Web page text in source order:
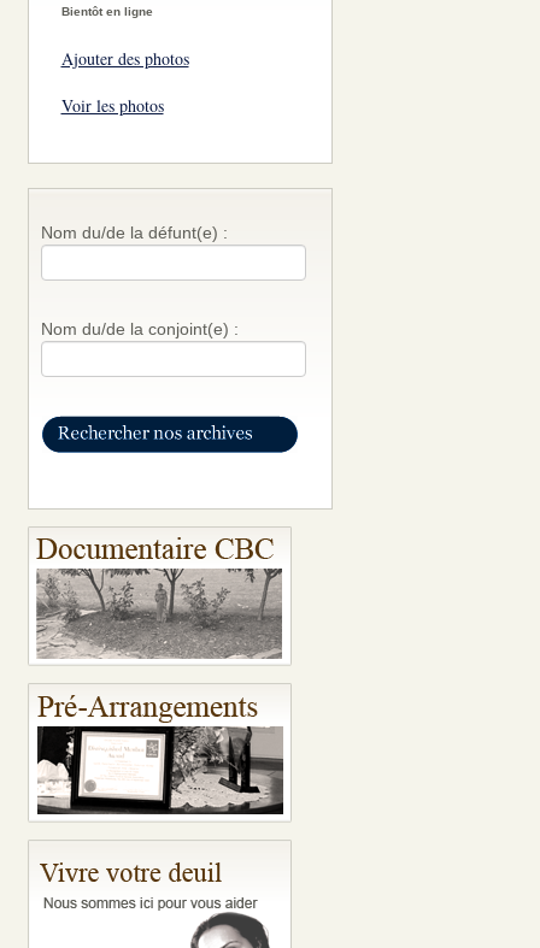
Bientôt en ligne
Ajouter des photos
Voir les photos
Nom du/de la défunt(e) :
Nom du/de la conjoint(e) :